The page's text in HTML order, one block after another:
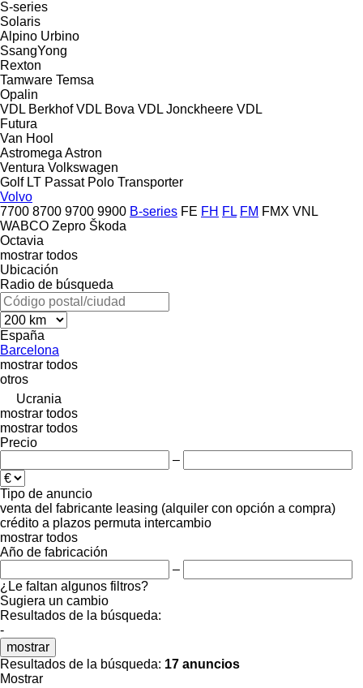
S-series
Solaris
Alpino Urbino
SsangYong
Rexton
Tamware Temsa
Opalin
VDL Berkhof VDL Bova VDL Jonckheere VDL
Futura
Van Hool
Astromega Astron
Ventura Volkswagen
Golf LT Passat Polo Transporter
Volvo
7700 8700 9700 9900 B-series FE FH FL FM FMX VNL
WABCO Zepro Škoda
Octavia
mostrar todos
Ubicación
Radio de búsqueda
España
Barcelona
mostrar todos
otros
Ucrania
mostrar todos
mostrar todos
Precio
–
Tipo de anuncio
venta del fabricante leasing (alquiler con opción a compra)
crédito a plazos permuta intercambio
mostrar todos
Año de fabricación
–
¿Le faltan algunos filtros?
Sugiera un cambio
Resultados de la búsqueda:
-
mostrar
Resultados de la búsqueda: 17 anuncios
Mostrar